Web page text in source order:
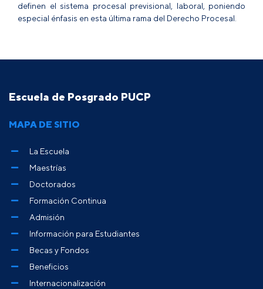
definen el sistema procesal previsional, laboral, poniendo
especial énfasis en esta última rama del Derecho Procesal.
Escuela de Posgrado PUCP
MAPA DE SITIO
La Escuela
Maestrías
Doctorados
Formación Continua
Admisión
Información para Estudiantes
Becas y Fondos
Beneficios
Internacionalización